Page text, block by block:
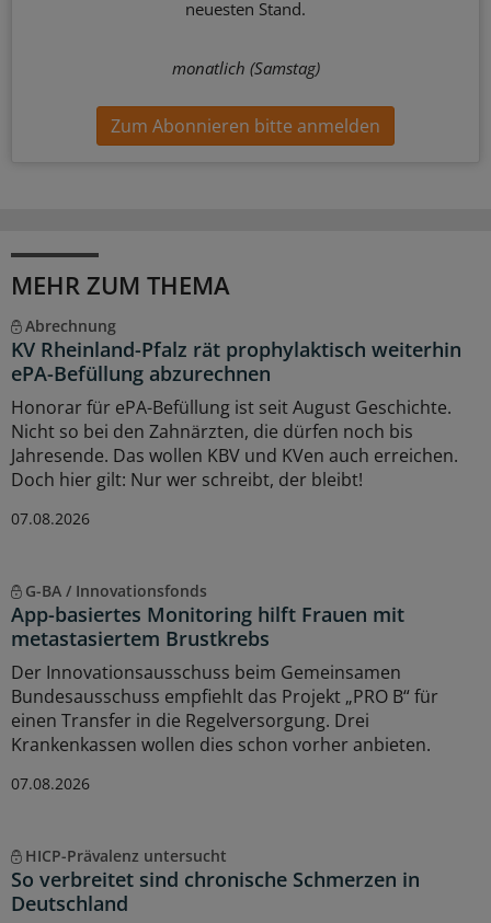
neuesten Stand.
monatlich (Samstag)
Zum Abonnieren bitte anmelden
MEHR ZUM THEMA
Abrechnung
KV Rheinland-Pfalz rät prophylaktisch weiterhin
ePA-Befüllung abzurechnen
Honorar für ePA-Befüllung ist seit August Geschichte.
Nicht so bei den Zahnärzten, die dürfen noch bis
Jahresende. Das wollen KBV und KVen auch erreichen.
Doch hier gilt: Nur wer schreibt, der bleibt!
07.08.2026
G-BA / Innovationsfonds
App-basiertes Monitoring hilft Frauen mit
metastasiertem Brustkrebs
Der Innovationsausschuss beim Gemeinsamen
Bundesausschuss empfiehlt das Projekt „PRO B“ für
einen Transfer in die Regelversorgung. Drei
Krankenkassen wollen dies schon vorher anbieten.
07.08.2026
HICP-Prävalenz untersucht
So verbreitet sind chronische Schmerzen in
Deutschland